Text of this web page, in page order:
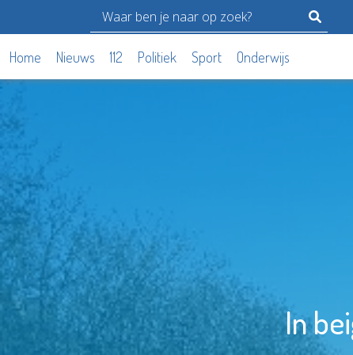
Home Nieuws 112 Politiek Sport Onderwijs
In